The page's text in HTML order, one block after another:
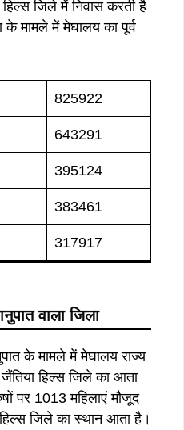
जिले में निवास करती है
मामले में मेघालय का पूर्व
825922
643291
395124
383461
317917
वाला जिला
के मामले में मेघालय राज्य
हिल्स जिले का आता
पर 1013 महिलाएं मौजूद
जिले का स्थान आता है।